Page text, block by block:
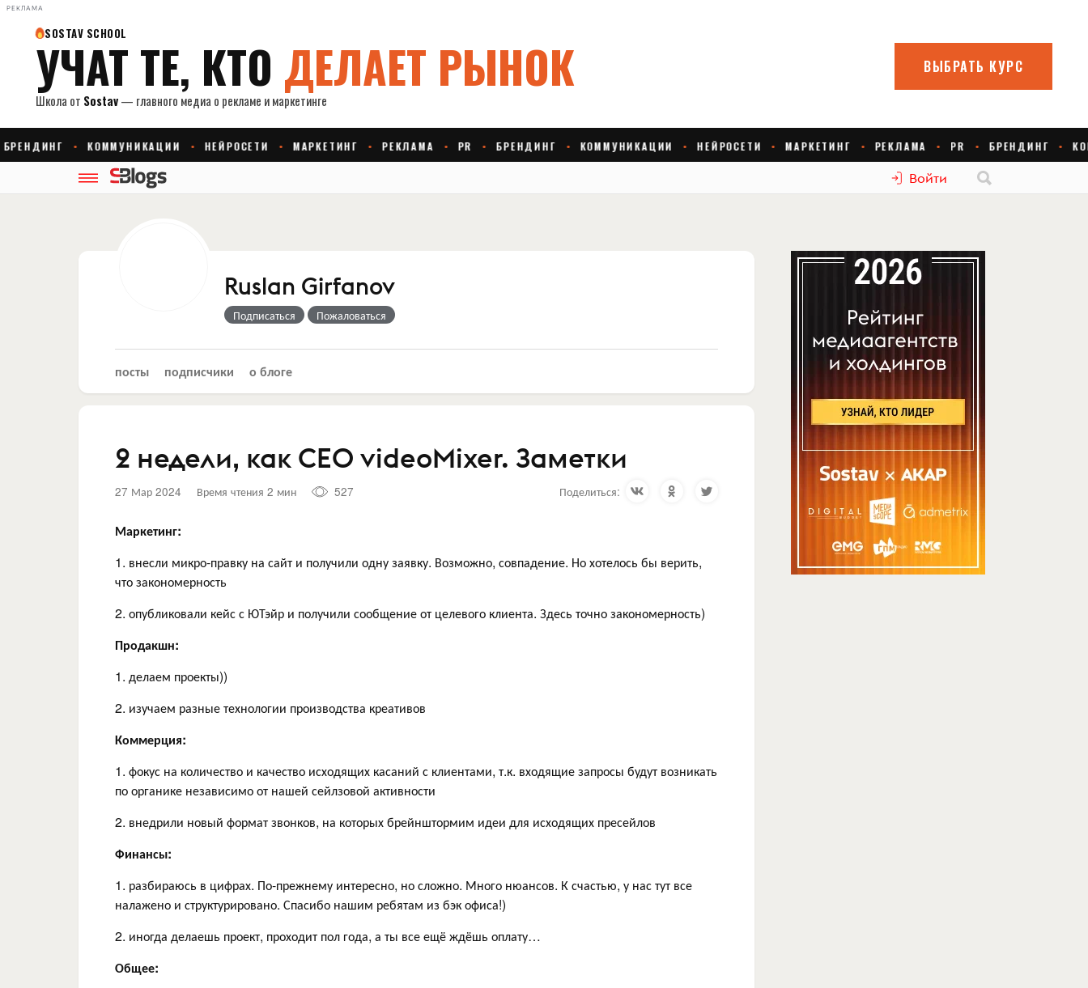
РЕКЛАМА
Войти
Ruslan Girfanov
Подписаться Пожаловаться
посты подписчики о блоге
2 недели, как CEO videoMixer. Заметки
27 Мар 2024 Время чтения 2 мин 527 Поделиться:
Маркетинг:
1. внесли микро-правку на сайт и получили одну заявку. Возможно, совпадение. Но хотелось бы верить,
что закономерность
2. опубликовали кейс с ЮТэйр и получили сообщение от целевого клиента. Здесь точно закономерность)
Продакшн:
1. делаем проекты))
2. изучаем разные технологии производства креативов
Коммерция:
1. фокус на количество и качество исходящих касаний с клиентами, т.к. входящие запросы будут возникать
по органике независимо от нашей сейлзовой активности
2. внедрили новый формат звонков, на которых брейнштормим идеи для исходящих пресейлов
Финансы:
1. разбираюсь в цифрах. По-прежнему интересно, но сложно. Много нюансов. К счастью, у нас тут все
налажено и структурировано. Спасибо нашим ребятам из бэк офиса!)
2. иногда делаешь проект, проходит пол года, а ты все ещё ждёшь оплату…
Общее: